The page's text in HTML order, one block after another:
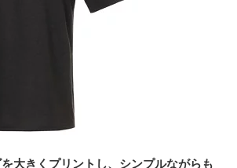
大きくプリントし、シンプルながらも